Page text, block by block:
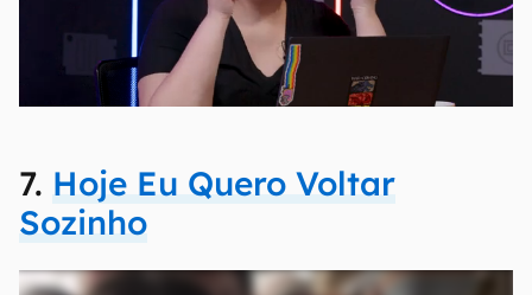
7. Hoje Eu Quero Voltar
Sozinho